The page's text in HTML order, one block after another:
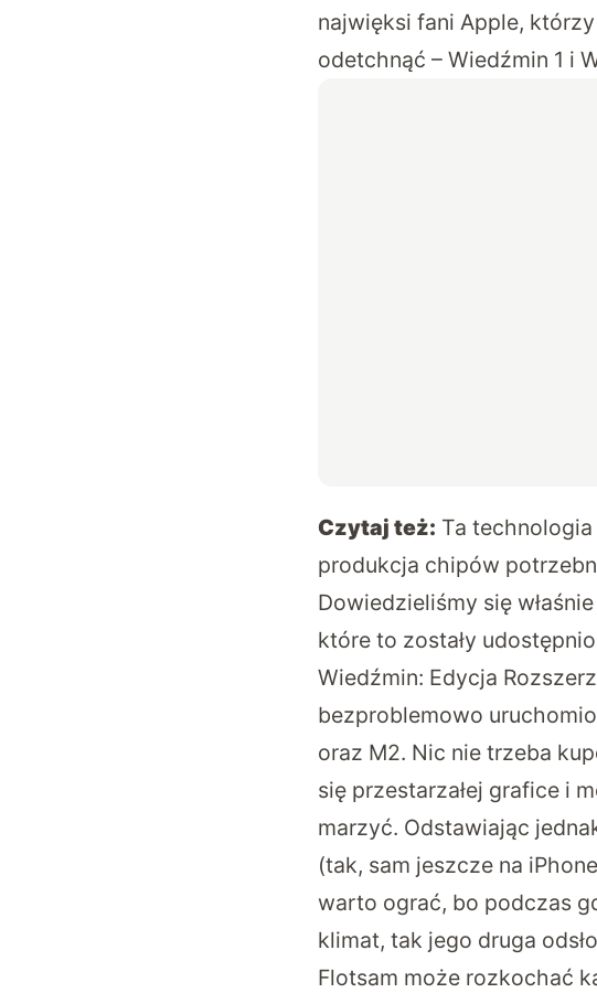
najwięksi fani Apple,
odetchnąć – Wiedźmin 1 i
Czytaj też: Ta technologia
produkcja chipów
Dowiedzieliśmy się
które to zostały
Wiedźmin: Edycja
bezproblemowo
oraz M2. Nic nie trzeba
się przestarzałej grafice i
marzyć. Odstawiając
(tak, sam jeszcze na
warto ograć, bo podczas
klimat, tak jego druga
Flotsam może rozkochać